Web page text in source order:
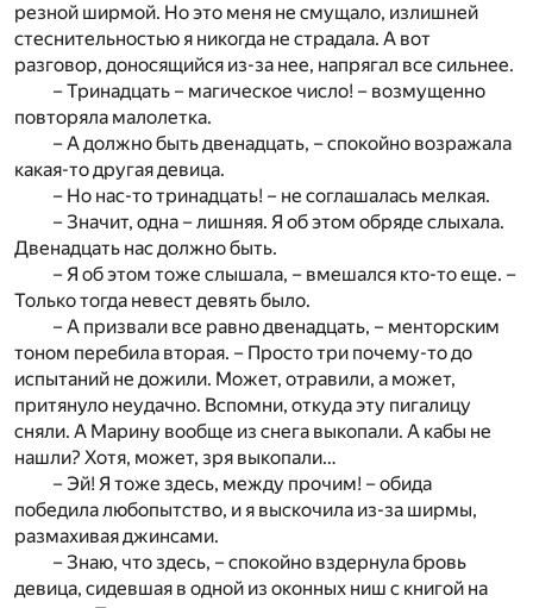
резной ширмой. Но это меня не смущало, излишней
стеснительностью я никогда не страдала. А вот
разговор, доносящийся из-за нее, напрягал все сильнее.
– Тринадцать – магическое число! – возмущенно
повторяла малолетка.
– А должно быть двенадцать, – спокойно возражала
какая-то другая девица.
– Но нас-то тринадцать! – не соглашалась мелкая.
– Значит, одна – лишняя. Я об этом обряде слыхала.
Двенадцать нас должно быть.
– Я об этом тоже слышала, – вмешался кто-то еще. –
Только тогда невест девять было.
– А призвали все равно двенадцать, – менторским
тоном перебила вторая. – Просто три почему-то до
испытаний не дожили. Может, отравили, а может,
притянуло неудачно. Вспомни, откуда эту пигалицу
сняли. А Марину вообще из снега выкопали. А кабы не
нашли? Хотя, может, зря выкопали…
– Эй! Я тоже здесь, между прочим! – обида
победила любопытство, и я выскочила из-за ширмы,
размахивая джинсами.
– Знаю, что здесь, – спокойно вздернула бровь
девица, сидевшая в одной из оконных ниш с книгой на